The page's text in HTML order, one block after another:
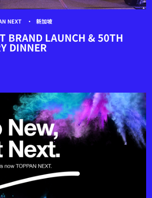
NEXT 新加坡
BRAND LAUNCH & 50TH
DINNER